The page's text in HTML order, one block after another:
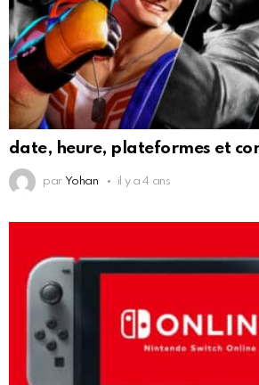
date, heure, plateformes et
par Yohan il y a 4 ans